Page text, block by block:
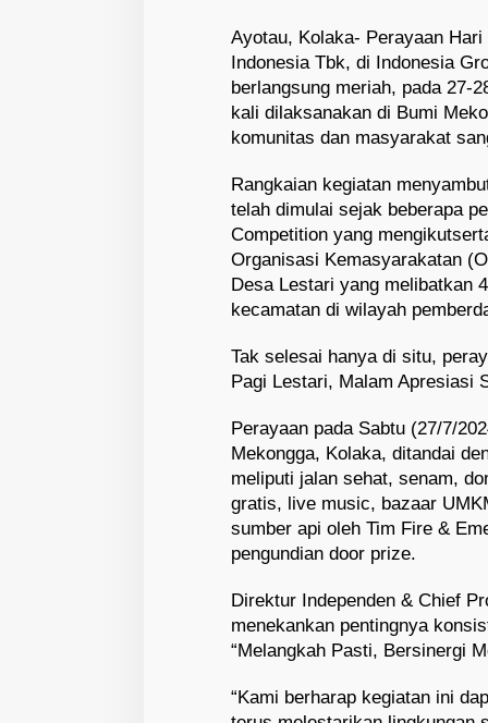
Ayotau, Kolaka- Perayaan
Indonesia Tbk, di Indonesia
berlangsung meriah, pada 27-
kali dilaksanakan di Bumi
komunitas dan masyarakat
Rangkaian kegiatan
telah dimulai sejak beberapa
Competition yang
Organisasi Kemasyarakatan
Desa Lestari yang melibatkan
kecamatan di wilayah
Tak selesai hanya di situ,
Pagi Lestari, Malam Apresiasi
Perayaan pada Sabtu (27/7/
Mekongga, Kolaka, ditandai
meliputi jalan sehat, senam,
gratis, live music, bazaar
sumber api oleh Tim Fire &
pengundian door prize.
Direktur Independen & Chief
menekankan pentingnya
“Melangkah Pasti, Bersinergi
“Kami berharap kegiatan ini